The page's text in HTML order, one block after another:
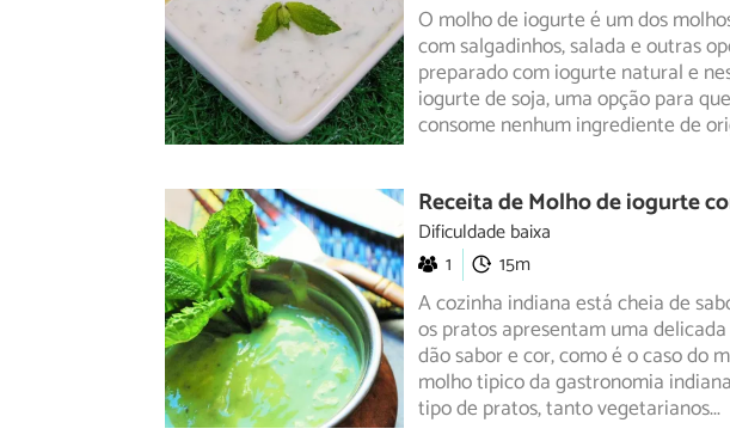
O molho de iogurte é um dos
com salgadinhos, salada e outras
preparadocom iogurte natural e
iogurte de soja, uma opção para
consome nenhum ingrediente de
Receita de Molho de iogurte
Dificuldade baixa
1
15m
A cozinha indiana está cheia de
os pratos apresentam uma
dãosabor e cor, como é o caso do
molho tipico da gastronomia
tipo de pratos, tanto vegetarianos...